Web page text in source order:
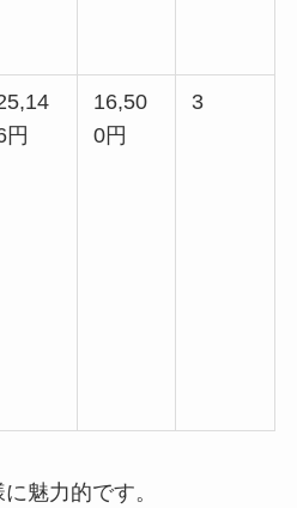
円
16,50
0円
3
魅力的です。